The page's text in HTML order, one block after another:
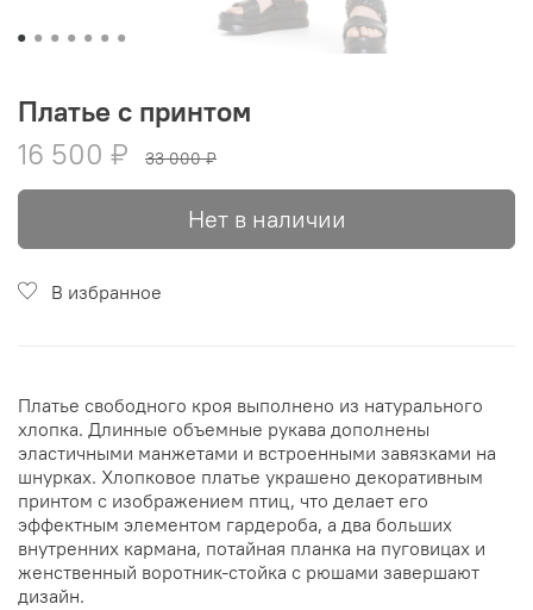
Платье с принтом
16 500 ₽
33 000 ₽
Нет в наличии
В избранное
Платье свободного кроя выполнено из натурального
хлопка. Длинные объемные рукава дополнены
эластичными манжетами и встроенными завязками на
шнурках. Хлопковое платье украшено декоративным
принтом с изображением птиц, что делает его
эффектным элементом гардероба, а два больших
внутренних кармана, потайная планка на пуговицах и
женственный воротник-стойка с рюшами завершают
дизайн.